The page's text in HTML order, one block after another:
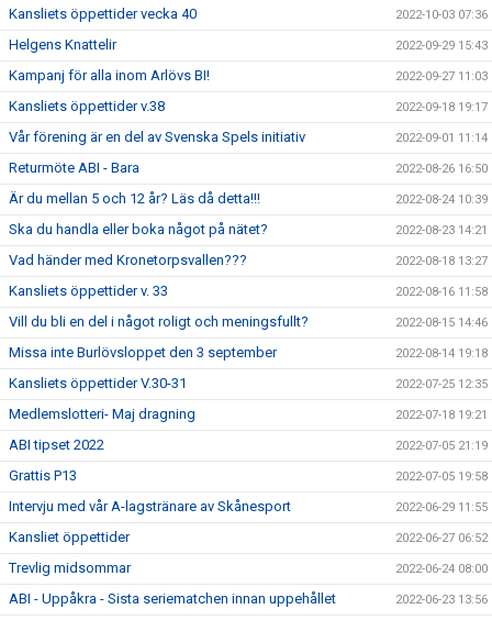
Kansliets öppettider vecka 40 2022-10-03 07:36
Helgens Knattelir 2022-09-29 15:43
Kampanj för alla inom Arlövs BI! 2022-09-27 11:03
Kansliets öppettider v.38 2022-09-18 19:17
Vår förening är en del av Svenska Spels initiativ 2022-09-01 11:14
Returmöte ABI - Bara 2022-08-26 16:50
Är du mellan 5 och 12 år? Läs då detta!!! 2022-08-24 10:39
Ska du handla eller boka något på nätet? 2022-08-23 14:21
Vad händer med Kronetorpsvallen??? 2022-08-18 13:27
Kansliets öppettider v. 33 2022-08-16 11:58
Vill du bli en del i något roligt och meningsfullt? 2022-08-15 14:46
Missa inte Burlövsloppet den 3 september 2022-08-14 19:18
Kansliets öppettider V.30-31 2022-07-25 12:35
Medlemslotteri- Maj dragning 2022-07-18 19:21
ABI tipset 2022 2022-07-05 21:19
Grattis P13 2022-07-05 19:58
Intervju med vår A-lagstränare av Skånesport 2022-06-29 11:55
Kansliet öppettider 2022-06-27 06:52
Trevlig midsommar 2022-06-24 08:00
ABI - Uppåkra - Sista seriematchen innan uppehållet 2022-06-23 13:56